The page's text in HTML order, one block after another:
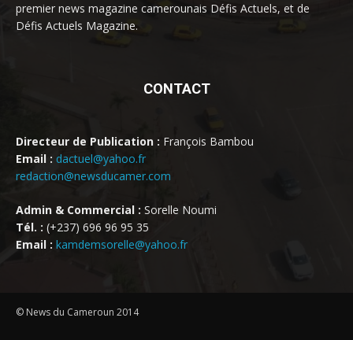
premier news magazine camerounais Défis Actuels, et de
Défis Actuels Magazine.
CONTACT
Directeur de Publication : François Bambou
Email : dactuel@yahoo.fr
redaction@newsducamer.com
Admin & Commercial : Sorelle Noumi
Tél. : (+237) 696 96 95 35
Email : kamdemsorelle@yahoo.fr
© News du Cameroun 2014